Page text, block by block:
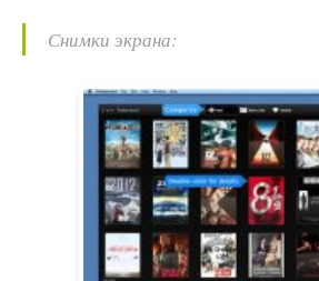
Снимки экрана: